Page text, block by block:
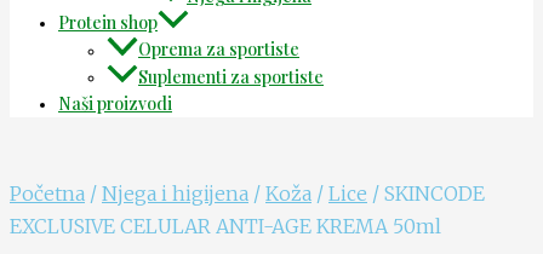
Protein shop
Oprema za sportiste
Suplementi za sportiste
Naši proizvodi
Početna / Njega i higijena / Koža / Lice / SKINCODE
EXCLUSIVE CELULAR ANTI-AGE KREMA 50ml